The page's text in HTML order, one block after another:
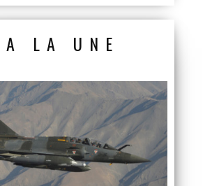
A LA UNE